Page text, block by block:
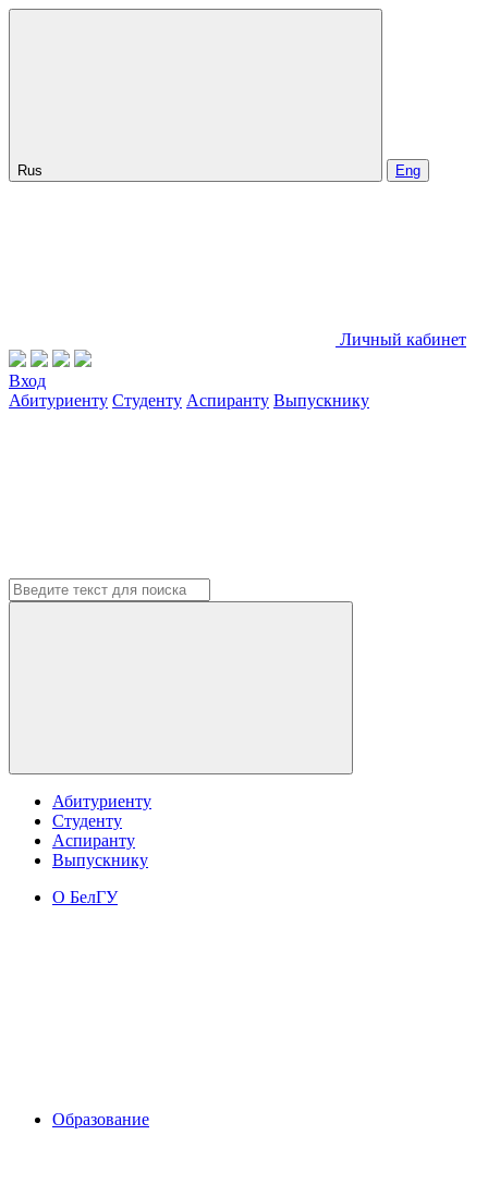
Rus Eng
Личный кабинет
Вход
Абитуриенту Студенту Аспиранту Выпускнику
Абитуриенту
Студенту
Аспиранту
Выпускнику
О БелГУ
Образование